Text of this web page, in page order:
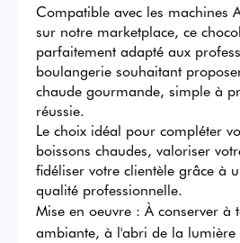
Compatible avec les machines
sur notre marketplace, ce
parfaitement adapté aux
boulangerie souhaitant
chaude gourmande, simple à
réussie.
Le choix idéal pour compléter
boissons chaudes, valoriser
fidéliser votre clientèle grâce à
qualité professionnelle.
Mise en oeuvre : À conserver à
ambiante, à l'abri de la lumière